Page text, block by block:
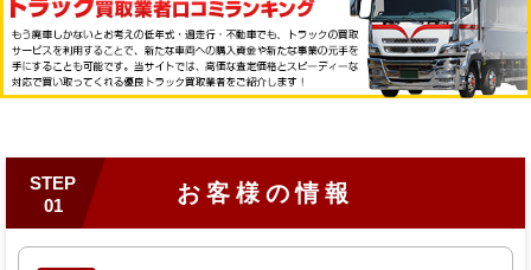
STEP
01
お客様の情報